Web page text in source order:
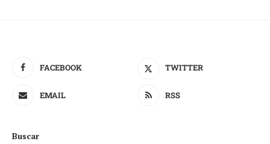
FACEBOOK TWITTER
EMAIL RSS
Buscar